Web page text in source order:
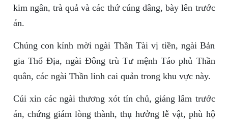
kim ngân, trà quả và các thứ cúng dâng, bày lên trước
án.
Chúng con kính mời ngài Thần Tài vị tiền, ngài Bản
gia Thổ Địa, ngài Đông trù Tư mệnh Táo phủ Thần
quân, các ngài Thần linh cai quản trong khu vực này.
Cúi xin các ngài thương xót tín chủ, giáng lâm trước
án, chứng giám lòng thành, thụ hưởng lễ vật, phù hộ